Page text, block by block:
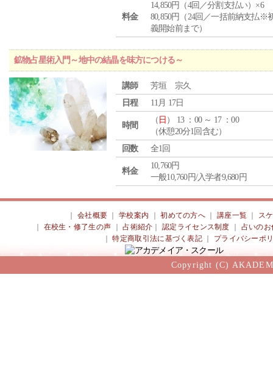
料金
14,850円（4回／分割支払い）×6
80,850円（24回／一括前納支払※
義開始前まで）
鉱物占星術入門～地中の結晶を味方につける～
講師
芳垣 宗久
日程
11月 17日
時間
（ 日 ） 13 ：00 ～ 17 ：00
（休憩20分1回含む）
回数
全1回
料金
10,760円
一般10,760円/入学者9,680円
会社概要 ｜学校案内 ｜初めての方へ 講座一覧
ス
在校生・修了生の声 ｜占術紹介 ｜認定ライセンス制度
占いのお
｜特定商取引法に基づく表記 プライバシーポ
Copyright (C)